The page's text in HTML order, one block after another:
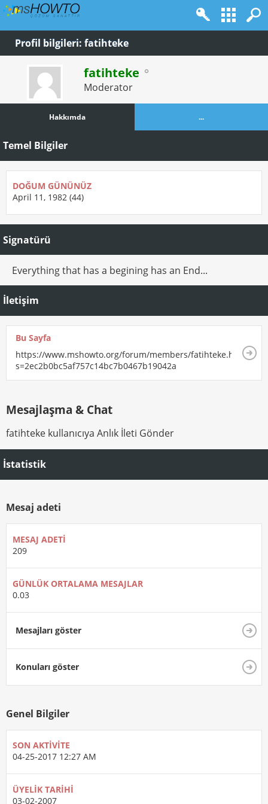
Profil bilgileri: fatihteke
fatihteke
Moderator
Hakkımda ...
Temel Bilgiler
DOĞUM GÜNÜNÜZ
April 11, 1982 (44)
Signatürü
Everything that has a begining has an End...
İletişim
Bu Sayfa
https://www.mshowto.org/forum/members/fatihteke.html?
s=2ec2b0bc5af757c14bc7b0467b19042a
Mesajlaşma & Chat
fatihteke kullanıcıya Anlık İleti Gönder
İstatistik
Mesaj adeti
MESAJ ADETI
209
GÜNLÜK ORTALAMA MESAJLAR
0.03
Mesajları göster
Konuları göster
Genel Bilgiler
SON AKTIVITE
04-25-2017 12:27 AM
ÜYELIK TARIHI
03-02-2007